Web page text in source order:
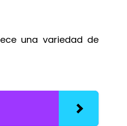
una variedad de